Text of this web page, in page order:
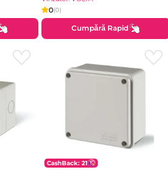
0(0)
Cumpără Rapid
CashBack: 21